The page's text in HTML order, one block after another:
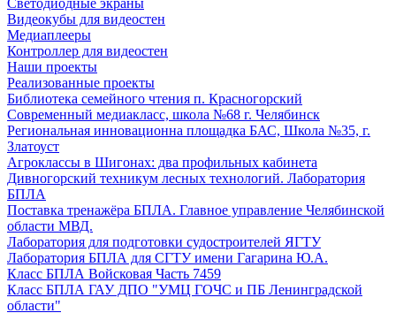
Светодиодные экраны
Видеокубы для видеостен
Медиаплееры
Контроллер для видеостен
Наши проекты
Реализованные проекты
Библиотека семейного чтения п. Красногорский
Современный медиакласс, школа №68 г. Челябинск
Региональная инновационна площадка БАС, Школа №35, г.
Златоуст
Агроклассы в Шигонах: два профильных кабинета
Дивногорский техникум лесных технологий. Лаборатория
БПЛА
Поставка тренажёра БПЛА. Главное управление Челябинской
области МВД.
Лаборатория для подготовки судостроителей ЯГТУ
Лаборатория БПЛА для СГТУ имени Гагарина Ю.А.
Класс БПЛА Войсковая Часть 7459
Класс БПЛА ГАУ ДПО "УМЦ ГОЧС и ПБ Ленинградской
области"